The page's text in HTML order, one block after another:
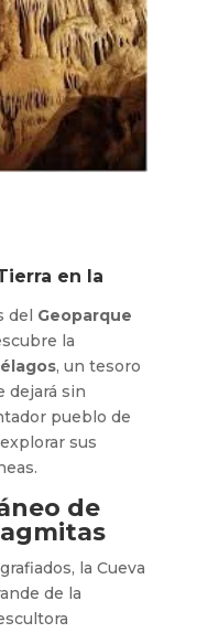
en la
del Geoparque
la
, un tesoro
dejará sin
pueblo de
sus
de
la Cueva
de la